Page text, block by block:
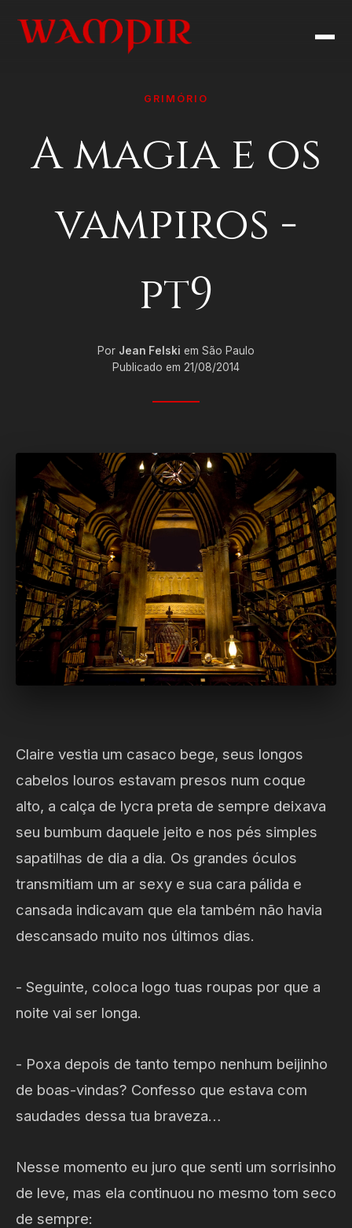
GRIMÓRIO
A magia e os
vampiros -
pt9
Por Jean Felski em São Paulo
Publicado em 21/08/2014
Claire vestia um casaco bege, seus longos
cabelos louros estavam presos num coque
alto, a calça de lycra preta de sempre deixava
seu bumbum daquele jeito e nos pés simples
sapatilhas de dia a dia. Os grandes óculos
transmitiam um ar sexy e sua cara pálida e
cansada indicavam que ela também não havia
descansado muito nos últimos dias.
- Seguinte, coloca logo tuas roupas por que a
noite vai ser longa.
- Poxa depois de tanto tempo nenhum beijinho
de boas-vindas? Confesso que estava com
saudades dessa tua braveza…
Nesse momento eu juro que senti um sorrisinho
de leve, mas ela continuou no mesmo tom seco
de sempre: